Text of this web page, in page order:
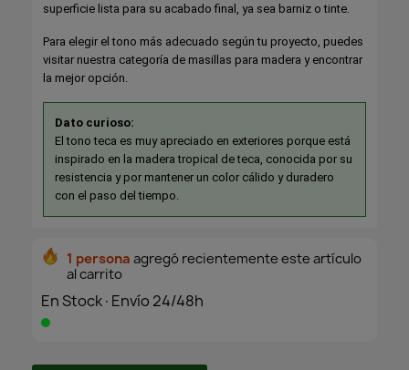
superficie lista para su acabado final, ya sea barniz o tinte.
Para elegir el tono más adecuado según tu proyecto, puedes
visitar nuestra categoría de masillas para madera y encontrar
la mejor opción.
Dato curioso:
El tono teca es muy apreciado en exteriores porque está
inspirado en la madera tropical de teca, conocida por su
resistencia y por mantener un color cálido y duradero
con el paso del tiempo.
1 persona agregó recientemente este artículo
al carrito
En Stock·Envío 24/48h